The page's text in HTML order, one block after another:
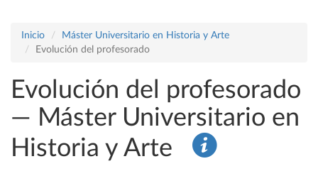
Inicio
Máster Universitario en Historia y Arte
Evolución del profesorado
Evolución del profesorado
— Máster Universitario en
Historia y Arte